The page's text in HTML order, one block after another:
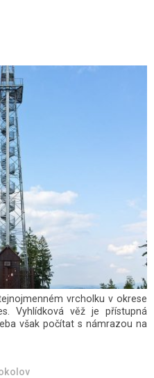
vrch)
připomíná Babylonskou věž.
stavby stoupají tisíce